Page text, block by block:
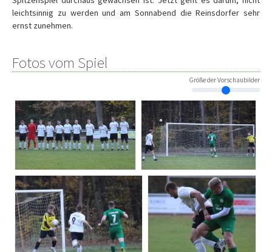
leichtsinnig zu werden und am Sonnabend die Reinsdorfer sehr
ernst zunehmen.
Fotos vom Spiel
Größe der Vorschaubilder